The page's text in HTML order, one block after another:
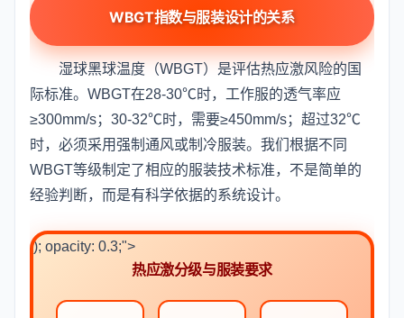
WBGT指数与服装设计的关系
湿球黑球温度（WBGT）是评估热应激风险的国
际标准。WBGT在28-30℃时，工作服的透气率应
≥300mm/s；30-32℃时，需要≥450mm/s；超过32℃
时，必须采用强制通风或制冷服装。我们根据不同
WBGT等级制定了相应的服装技术标准，不是简单的
经验判断，而是有科学依据的系统设计。
); opacity: 0.3;">
热应激分级与服装要求